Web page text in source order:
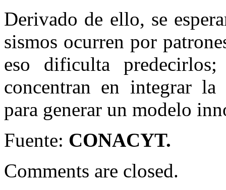
Derivado de ello, se
sismos ocurren por
eso dificulta
concentran en integrar
para generar un modelo
Fuente: CONACYT.
Comments are closed.